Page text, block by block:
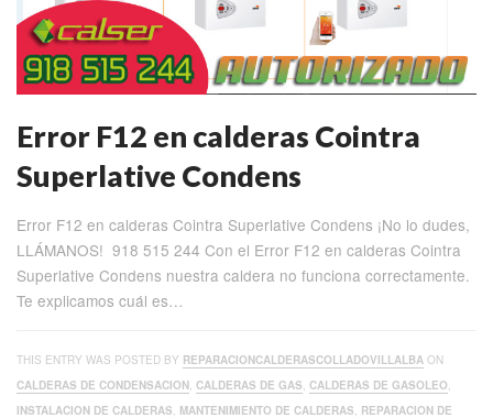
Error F12 en calderas Cointra
Superlative Condens
Error F12 en calderas Cointra Superlative Condens ¡No lo dudes,
LLÁMANOS! 918 515 244 Con el Error F12 en calderas Cointra
Superlative Condens nuestra caldera no funciona correctamente.
Te explicamos cuál es…
THIS ENTRY WAS POSTED BY REPARACIONCALDERASCOLLADOVILLALBA ON
CALDERAS DE CONDENSACION, CALDERAS DE GAS, CALDERAS DE GASOLEO,
INSTALACION DE CALDERAS, MANTENIMIENTO DE CALDERAS, REPARACION DE